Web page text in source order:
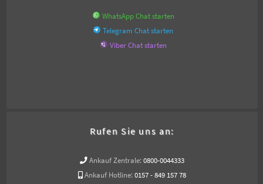
WhatsApp Chat starten
Telegram Chat starten
Viber Chat starten
Rufen Sie uns an:
Ankauf Zentrale: 0800-0044333
Ankauf Hotline: 0157 - 849 157 78